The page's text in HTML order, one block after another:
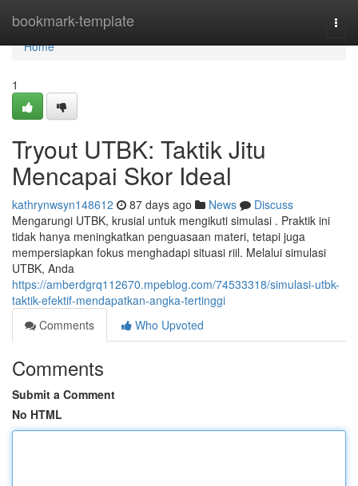
bookmark-template
Home
Home
1
Tryout UTBK: Taktik Jitu
Mencapai Skor Ideal
kathrynwsyn148612 87 days ago News
Discuss
Mengarungi UTBK, krusial untuk mengikuti simulasi . Praktik ini
tidak hanya meningkatkan penguasaan materi, tetapi juga
mempersiapkan fokus menghadapi situasi riil. Melalui simulasi
UTBK, Anda
https://amberdgrq112670.mpeblog.com/74533318/simulasi-utbk-
taktik-efektif-mendapatkan-angka-tertinggi
Comments
Who Upvoted
Comments
Submit a Comment
No HTML